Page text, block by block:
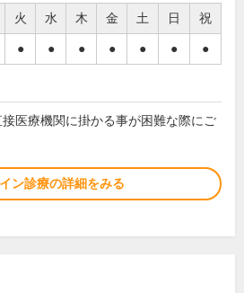
火 水 木 金 土 日 祝
● ● ● ● ● ● ●
医療機関に掛かる事が困難な際にご
ン診療の詳細をみる